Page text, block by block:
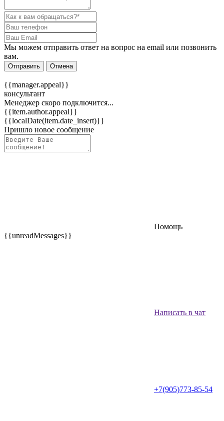
Мы можем отправить ответ на вопрос на email или позвонить
вам.
Отправить Отмена
{{manager.appeal}}
консультант
Менеджер скоро подключится...
{{item.author.appeal}}
{{localDate(item.date_insert)}}
Пришло новое сообщение
Помощь
{{unreadMessages}}
Написать в чат
+7(905)773-85-54